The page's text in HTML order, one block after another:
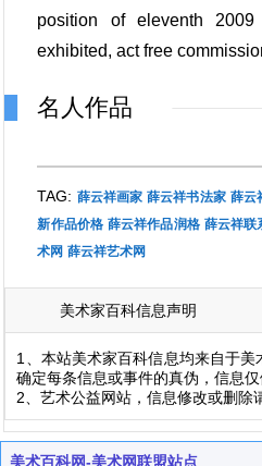
position of eleventh
exhibited, act free
名人作品
TAG: 薛云祥画家 薛云祥书法家 薛云
新作品价格 薛云祥作品润格 薛云祥联
术网 薛云祥艺术网
美术家百科信息声明
1、本站美术家百科信息均来自于
确定每条信息或事件的真伪，信息仅
2、艺术公益网站，信息修改或删除
美术百科网-美术网联盟站点